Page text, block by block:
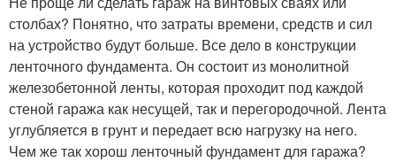
столбах? Понятно, что затраты времени, средств и сил
на устройство будут больше. Все дело в конструкции
ленточного фундамента. Он состоит из монолитной
железобетонной ленты, которая проходит под каждой
стеной гаража как несущей, так и перегородочной. Лента
углубляется в грунт и передает всю нагрузку на него.
Чем же так хорош ленточный фундамент для гаража?